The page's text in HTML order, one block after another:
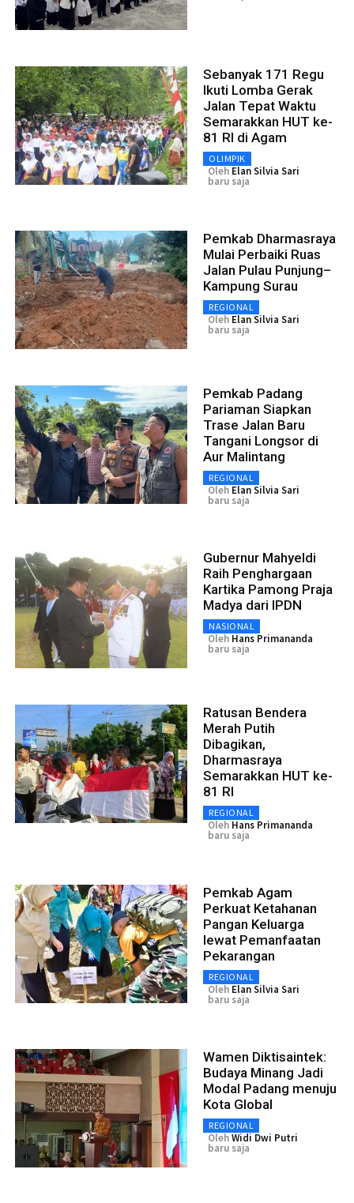
Sebanyak 171 Regu
Ikuti Lomba Gerak
Jalan Tepat Waktu
Semarakkan HUT ke-
81 RI di Agam
OLIMPIK
Oleh Elan Silvia Sari
baru saja
Pemkab Dharmasraya
Mulai Perbaiki Ruas
Jalan Pulau Punjung–
Kampung Surau
REGIONAL
Oleh Elan Silvia Sari
baru saja
Pemkab Padang
Pariaman Siapkan
Trase Jalan Baru
Tangani Longsor di
Aur Malintang
REGIONAL
Oleh Elan Silvia Sari
baru saja
Gubernur Mahyeldi
Raih Penghargaan
Kartika Pamong Praja
Madya dari IPDN
NASIONAL
Oleh Hans Primananda
baru saja
Ratusan Bendera
Merah Putih
Dibagikan,
Dharmasraya
Semarakkan HUT ke-
81 RI
REGIONAL
Oleh Hans Primananda
baru saja
Pemkab Agam
Perkuat Ketahanan
Pangan Keluarga
lewat Pemanfaatan
Pekarangan
REGIONAL
Oleh Elan Silvia Sari
baru saja
Wamen Diktisaintek:
Budaya Minang Jadi
Modal Padang menuju
Kota Global
REGIONAL
OlehWidi Dwi Putri
baru saja